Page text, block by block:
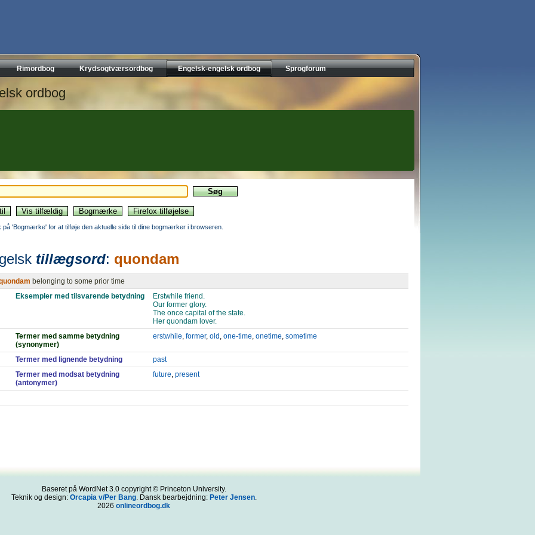
Rimordbog Krydsogtværsordbog Engelsk-engelsk ordbog Sprogforum
ordbog
på 'Bogmærke' for at tilføje den aktuelle side til dine bogmærker i browseren.
tillægsord: quondam
belonging to some prior time
Eksempler med tilsvarende betydning
Erstwhile friend.
Our former glory.
The once capital of the state.
Her quondam lover.
Termer med samme betydning
(synonymer)
erstwhile, former, old , one-time, onetime, sometime
Termer med lignende betydning
past
Termer med modsat betydning
(antonymer)
future, present
Baseret på WordNet 3.0 copyright © Princeton University.
Teknik og design: Orcapia v/Per Bang. Dansk bearbejdning: Peter Jensen.
2026 onlineordbog.dk